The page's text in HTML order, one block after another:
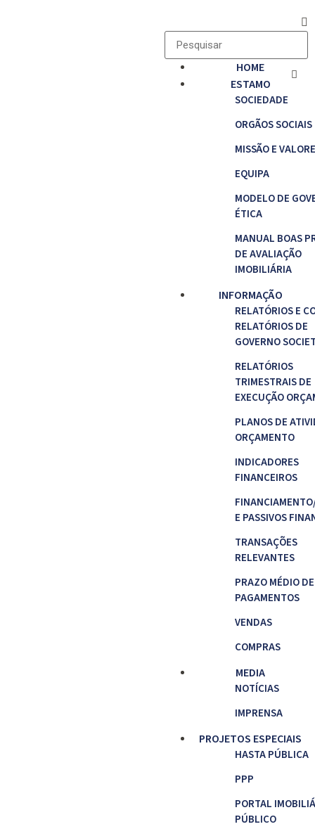
HOME
ESTAMO
SOCIEDADE
ORGÃOS SOCIAIS
MISSÃO E
EQUIPA
MODELO DE
ÉTICA
MANUAL BOAS
DE AVALIAÇÃO
IMOBILIÁRIA
INFORMAÇÃO
RELATÓRIOS E
RELATÓRIOS DE
GOVERNO
RELATÓRIOS
TRIMESTRAIS DE
EXECUÇÃO
PLANOS DE
ORÇAMENTO
INDICADORES
FINANCEIROS
E PASSIVOS
TRANSAÇÕES
RELEVANTES
PRAZO MÉDIO DE
PAGAMENTOS
VENDAS
COMPRAS
MEDIA
NOTÍCIAS
IMPRENSA
PROJETOS ESPECIAIS
HASTA PÚBLICA
PPP
PORTAL
PÚBLICO